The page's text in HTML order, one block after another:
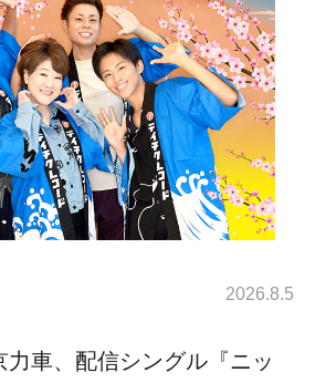
2026.8.5
力車、配信シングル『ニッ